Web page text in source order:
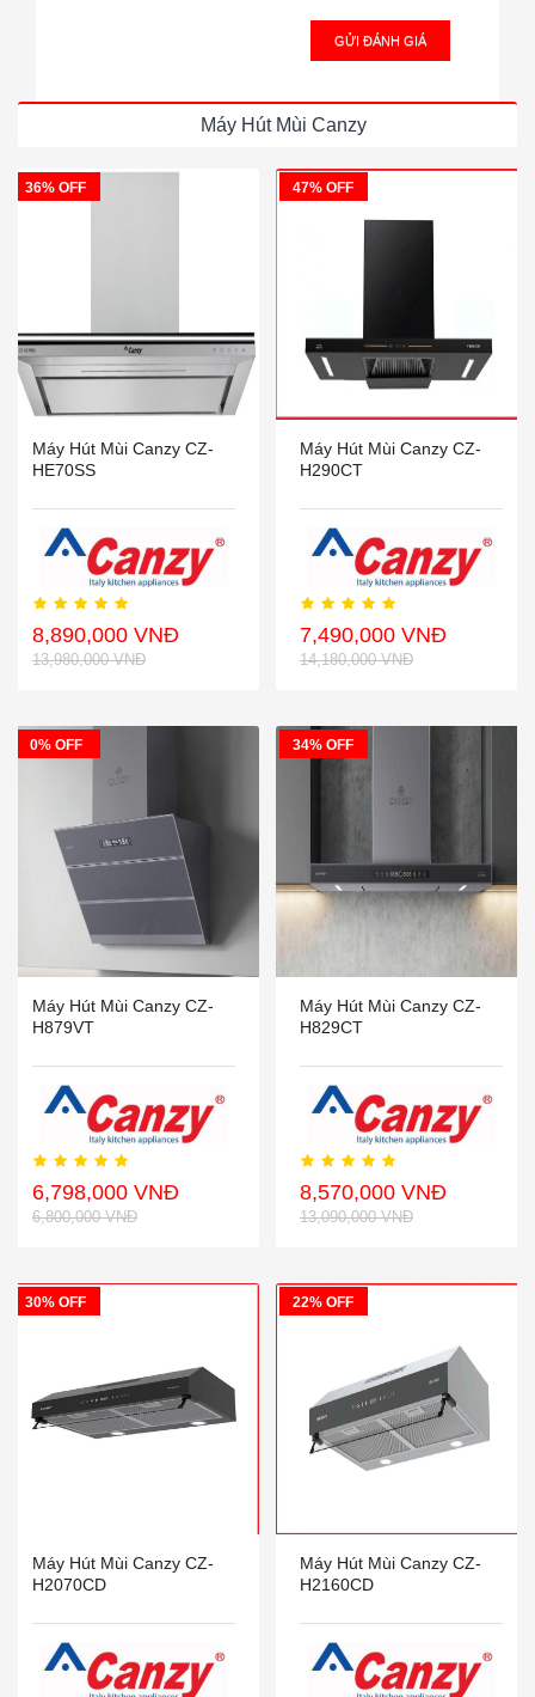
GỬI ĐÁNH GIÁ
Máy Hút Mùi Canzy
36% OFF
Máy Hút Mùi Canzy CZ-
HE70SS
8,890,000 VNĐ
13,980,000 VNĐ
47% OFF
Máy Hút Mùi Canzy CZ-
H290CT
7,490,000 VNĐ
14,180,000 VNĐ
0% OFF
Máy Hút Mùi Canzy CZ-
H879VT
6,798,000 VNĐ
6,800,000 VNĐ
34% OFF
Máy Hút Mùi Canzy CZ-
H829CT
8,570,000 VNĐ
13,090,000 VNĐ
30% OFF
Máy Hút Mùi Canzy CZ-
H2070CD
22% OFF
Máy Hút Mùi Canzy CZ-
H2160CD